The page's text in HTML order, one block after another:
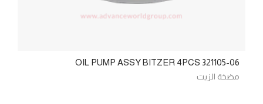
OIL PUMP ASSY BITZER 4PCS 321105-06
مضخة الزيت